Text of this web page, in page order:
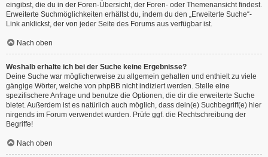
eingibst, die du in der Foren-Übersicht, der Foren- oder Themenansicht findest.
Erweiterte Suchmöglichkeiten erhältst du, indem du den „Erweiterte Suche“-
Link anklickst, der von jeder Seite des Forums aus verfügbar ist.
Nach oben
Weshalb erhalte ich bei der Suche keine Ergebnisse?
Deine Suche war möglicherweise zu allgemein gehalten und enthielt zu viele
gängige Wörter, welche von phpBB nicht indiziert werden. Stelle eine
spezifischere Anfrage und benutze die Optionen, die dir die erweiterte Suche
bietet. Außerdem ist es natürlich auch möglich, dass dein(e) Suchbegriff(e) hier
nirgends im Forum verwendet wurden. Prüfe ggf. die Rechtschreibung der
Begriffe!
Nach oben